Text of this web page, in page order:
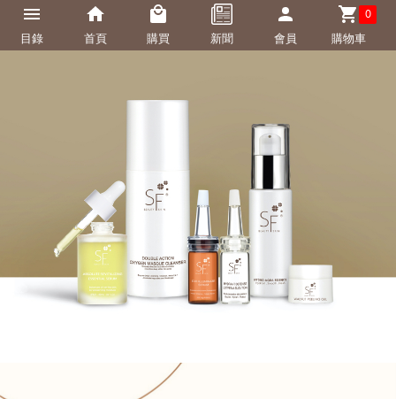
目錄 首頁 購買 新聞 會員
0
購物車